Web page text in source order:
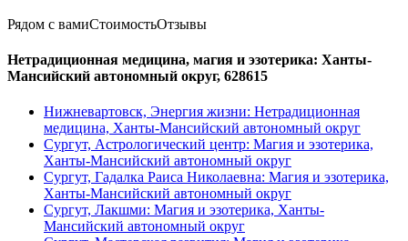
Рядом с вамиСтоимостьОтзывы
Нетрадиционная медицина, магия и эзотерика: Ханты-
Мансийский автономный округ, 628615
Нижневартовск, Энергия жизни: Нетрадиционная
медицина, Ханты-Мансийский автономный округ
Сургут, Астрологический центр: Магия и эзотерика,
Ханты-Мансийский автономный округ
Сургут, Гадалка Раиса Николаевна: Магия и эзотерика,
Ханты-Мансийский автономный округ
Сургут, Лакшми: Магия и эзотерика, Ханты-
Мансийский автономный округ